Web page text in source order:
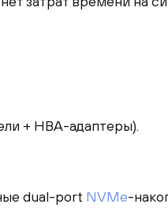
+ HBA-адаптеры).
dual-port NVMe-